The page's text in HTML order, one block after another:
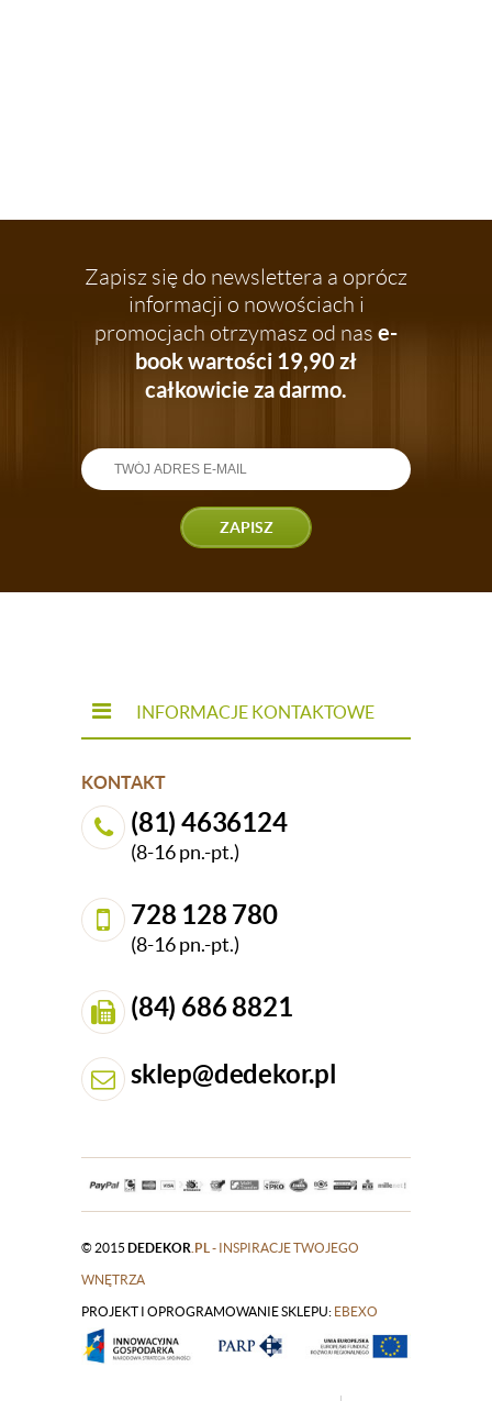
Zapisz się do newslettera a oprócz
informacji o nowościach i
promocjach otrzymasz od nas e-
book wartości 19,90 zł
całkowicie za darmo.
ZAPISZ
INFORMACJE KONTAKTOWE
KONTAKT
(81) 4636124
(8-16 pn.-pt.)
728 128 780
(8-16 pn.-pt.)
(84) 686 8821
sklep@dedekor.pl
© 2015 DEDEKOR .PL - INSPIRACJE TWOJEGO
WNĘTRZA
|
PROJEKT I OPROGRAMOWANIE SKLEPU: EBEXO